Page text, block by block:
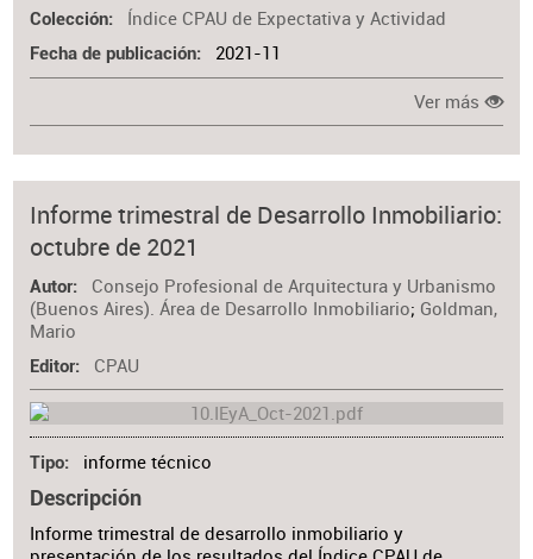
Colección Índice CPAU de Expectativa y Actividad
Fecha de publicación 2021-11
Ver más
Informe trimestral de Desarrollo Inmobiliario:
octubre de 2021
Autor
Consejo Profesional de Arquitectura y Urbanismo
(Buenos Aires). Área de Desarrollo Inmobiliario; Goldman,
Mario
Editor CPAU
Tipo informe técnico
Descripción
Informe trimestral de desarrollo inmobiliario y